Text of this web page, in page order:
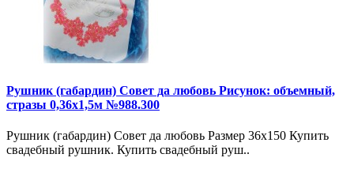
Рушник (габардин) Совет да любовь Рисунок: объемный,
стразы 0,36х1,5м №988.300
Рушник (габардин) Совет да любовь Размер 36х150 Купить
свадебный рушник. Купить свадебный руш..